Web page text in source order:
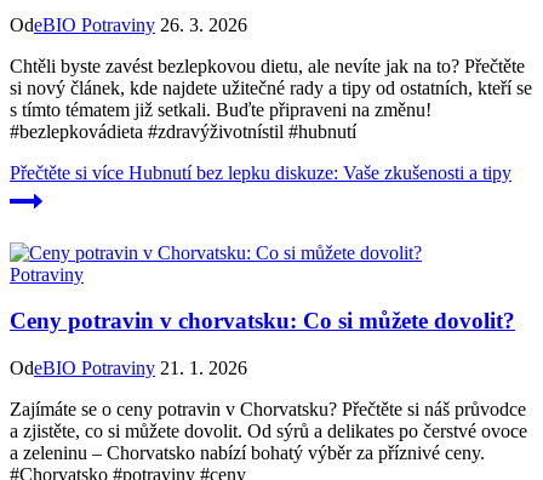
OdeBIO Potraviny 26. 3. 2026
Chtěli byste zavést bezlepkovou dietu, ale nevíte jak na to? Přečtěte
si nový článek, kde najdete užitečné rady a tipy od ostatních, kteří se
s tímto tématem již setkali. Buďte připraveni na změnu!
#bezlepkovádieta #zdravýživotnístil #hubnutí
Přečtěte si více Hubnutí bez lepku diskuze: Vaše zkušenosti a tipy
Potraviny
Ceny potravin v chorvatsku: Co si můžete dovolit?
OdeBIO Potraviny 21. 1. 2026
Zajímáte se o ceny potravin v Chorvatsku? Přečtěte si náš průvodce
a zjistěte, co si můžete dovolit. Od sýrů a delikates po čerstvé ovoce
a zeleninu – Chorvatsko nabízí bohatý výběr za příznivé ceny.
#Chorvatsko #potraviny #ceny